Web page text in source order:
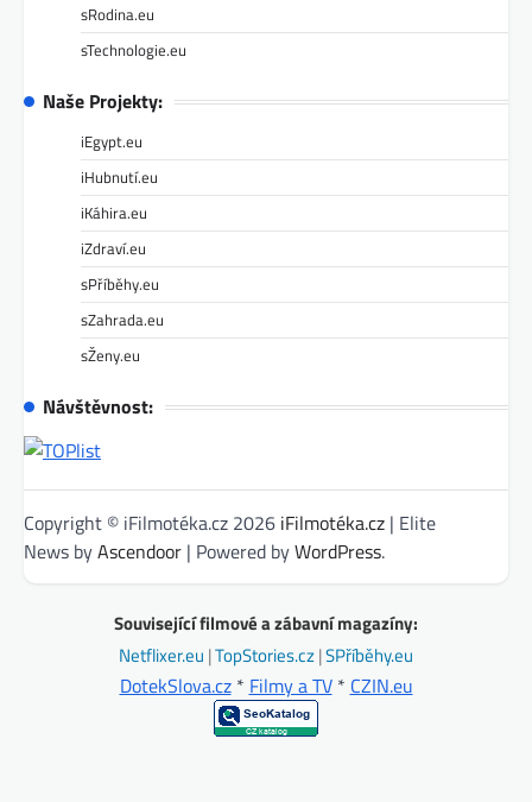
sRodina.eu
sTechnologie.eu
Naše Projekty:
iEgypt.eu
iHubnutí.eu
iKáhira.eu
iZdraví.eu
sPříběhy.eu
sZahrada.eu
sŽeny.eu
Návštěvnost:
Copyright © iFilmotéka.cz 2026 iFilmotéka.cz | Elite
News byAscendoor | Powered byWordPress.
Související filmové a zábavní magazíny:
Netflixer.eu |TopStories.cz|SPříběhy.eu
DotekSlova.cz* Filmy a TV* CZIN.eu